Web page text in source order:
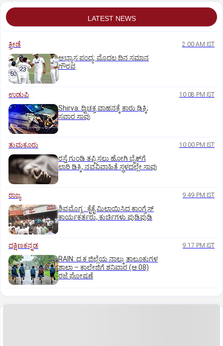
LATEST NEWS
ಕ್ರೀಡೆ 2:00 AM IST
ಅಭ್ಯಾಸ ಪಂದ್ಯ: ಮೊದಲ ದಿನ ಸಮಾನ
ಗೌರವ
ಉಡುಪಿ 10:08 PM IST
Shirva: ದ್ವಿಚಕ್ರ ವಾಹನಕ್ಕೆ ಕಾರು ಢಿಕ್ಕಿ;
ಸವಾರ ಸಾವು
ತುಮಕೂರು 10:00 PM IST
ರಸ್ತೆ ಗುಂಡಿ ತಪ್ಪಿಸಲು ಹೋಗಿ ಬೈಕ್‌ಗೆ
ಲಾರಿ ಡಿಕ್ಕಿ, ನವವಿವಾಹಿತೆ ಸ್ಥಳದಲ್ಲೇ ಸಾವು
ರಾಜ್ಯ 9:49 PM IST
ಶಿವಮೊಗ್ಗ : ಕೈಕೈ ಮಿಲಾಯಿಸಿದ ಕಾಂಗ್ರೆಸ್
ಕಾರ್ಯಕರ್ತರು, ಕುರ್ಚಿಗಳು ಪುಡಿಪುಡಿ
ದಕ್ಷಿಣಕನ್ನಡ 9:17 PM IST
RAIN: ದ.ಕ ಜಿಲ್ಲೆಯ ನಾಲ್ಕು ತಾಲೂಕುಗಳ
ಶಾಲಾ – ಕಾಲೇಜಿಗೆ ಶನಿವಾರ (ಆ.08)
ರಜೆ ಘೋಷಣೆ